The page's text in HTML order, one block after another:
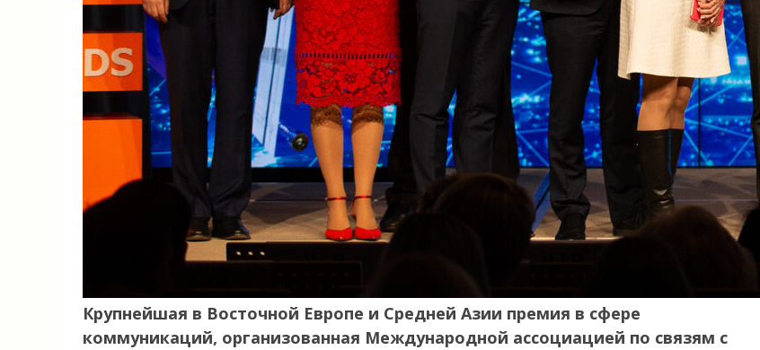
Крупнейшая в Восточной Европе и Средней Азии премия в сфере
коммуникаций, организованная Международной ассоциацией по связям с